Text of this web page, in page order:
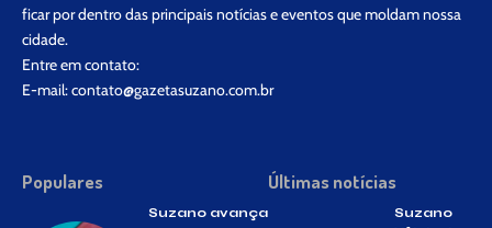
ficar por dentro das principais notícias e eventos que moldam nossa
cidade.
Entre em contato:
E-mail:contato@gazetasuzano.com.br
Populares
Suzano avança
Últimas notícias
Suzano